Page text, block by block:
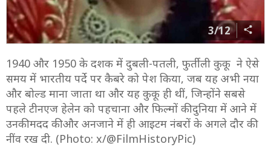
3/12
1940 और 1950 के दशक में दुबली-पतली, फुर्तीली कुकू ने ऐसे
समय में भारतीय पर्दे पर कैबरे को पेश किया, जब यह अभी नया
और बोल्ड माना जाता था और यह कुकू ही थीं, जिन्होंने सबसे
पहले टीनएज हेलेन को पहचाना और फिल्मों की दुनिया में आने में
उनकी मदद की और अनजाने में ही आइटम नंबरों के अगले दौर की
नींव रख दी. (Photo: x/@FilmHistoryPic)